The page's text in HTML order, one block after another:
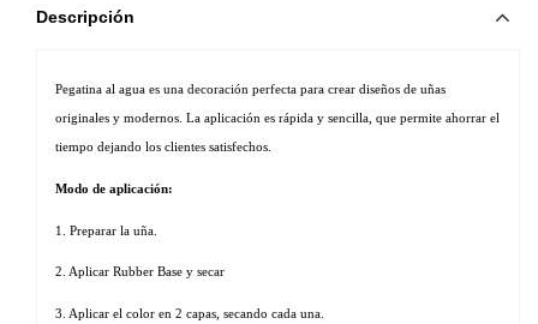
Descripción
Pegatina al agua es una decoración perfecta para crear diseños de uñas
originales y modernos. La aplicación es rápida y sencilla, que permite ahorrar el
tiempo dejando los clientes satisfechos.
Modo de aplicación:
1. Preparar la uña.
2. Aplicar Rubber Base y secar
3. Aplicar el color en 2 capas, secando cada una.